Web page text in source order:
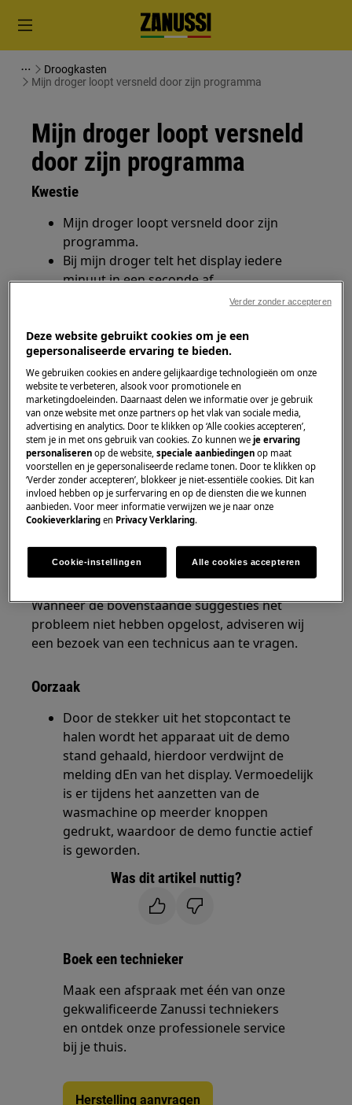
Droogkasten
Mijn droger loopt versneld door zijn programma
Mijn droger loopt versneld
door zijn programma
Kwestie
Mijn droger loopt versneld door zijn
programma.
Bij mijn droger telt het display iedere
minuut in een seconde af.
Het display van mijn droger geeft dEn
Het programma van mijn droger is snel
klaar.
Heeft betrekking op
Droger
Oplossing
Haal de stekker uit het stopcontact , wacht
30 seconden en plaats de stekker weer in
Neem contact op met onze servicedienst
voor een afspraak.
Wanneer de bovenstaande suggesties het
probleem niet hebben opgelost, adviseren wij
een bezoek van een technicus aan te vragen.
Oorzaak
Door de stekker uit het stopcontact te
halen wordt het apparaat uit de demo
stand gehaald, hierdoor verdwijnt de
melding dEn van het display. Vermoedelijk
is er tijdens het aanzetten van de
wasmachine op meerder knoppen
gedrukt, waardoor de demo functie actief
is geworden.
Was dit artikel nuttig?
Boek een technieker
Maak een afspraak met één van onze
gekwalificeerde Zanussi techniekers
en ontdek onze professionele service
bij je thuis.
Herstelling aanvragen
Deze website gebruikt cookies om je een
gepersonaliseerde ervaring te bieden.
We gebruiken cookies en andere gelijkaardige technologieën om onze
website te verbeteren, alsook voor promotionele en
marketingdoeleinden. Daarnaast delen we informatie over je gebruik
van onze website met onze partners op het vlak van sociale media,
advertising en analytics. Door te klikken op ‘Alle cookies accepteren’,
stem je in met ons gebruik van cookies. Zo kunnen weje ervaring
personaliseren op de website,speciale aanbiedingen op maat
voorstellen en je gepersonaliseerde reclame tonen. Door te klikken op
‘Verder zonder accepteren’, blokkeer je niet-essentiële cookies. Dit kan
invloed hebben op je surfervaring en op de diensten die we kunnen
aanbieden. Voor meer informatie verwijzen we je naar onze
Cookieverklaring en Privacy Verklaring.
Cookie-instellingen Alle cookies accepteren
Verder zonder accepteren